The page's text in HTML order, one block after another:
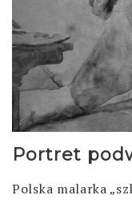
Portret
Polska malarka